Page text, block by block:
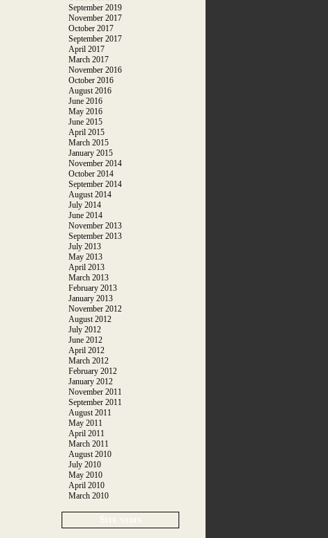
September 2019
November 2017
October 2017
September 2017
April 2017
March 2017
November 2016
October 2016
August 2016
June 2016
May 2016
June 2015
April 2015
March 2015
January 2015
November 2014
October 2014
September 2014
August 2014
July 2014
June 2014
November 2013
September 2013
July 2013
May 2013
April 2013
March 2013
February 2013
January 2013
November 2012
August 2012
July 2012
June 2012
April 2012
March 2012
February 2012
January 2012
November 2011
September 2011
August 2011
May 2011
April 2011
March 2011
August 2010
July 2010
May 2010
April 2010
March 2010
Site stats